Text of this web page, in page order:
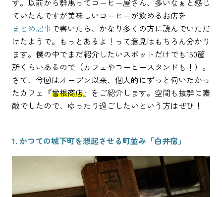
す。以前から群馬ってコーヒー屋さん、多いなぁと感じ
ていたんですが美味しいコーヒーが飲めるお店を
まとめ記事で書いたら、かなり多くの方に読んでいただ
けたようで。もっとあるよ！って意見はもちろん分かり
ます。僕の中でまだ紹介したいスポットだけでも150箇
所くらいあるので（カフェやコーヒースタンドも！）。
さて、今回はオープン以来、個人的にずっと伺いたかっ
たカフェ『曾根商店』をご紹介します。空間も抜群に素
敵でしたので、ゆったり過ごしたいという方はぜひ！
1. かつての城下町を想起させる町並み「白井宿」